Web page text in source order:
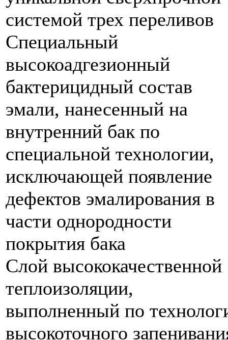
системой трех переливов
Специальный
высокоадгезионный
бактерицидный состав
эмали, нанесенный на
внутренний бак по
специальной технологии,
исключающей появление
дефектов эмалирования в
части однородности
покрытия бака
Слой высококачественной
теплоизоляции,
выполненный по
высокоточного